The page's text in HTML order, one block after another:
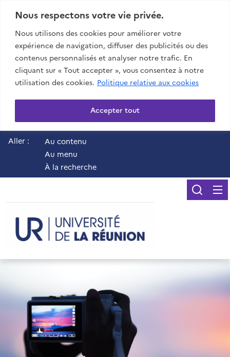
Nous respectons votre vie privée.
Nous utilisons des cookies pour améliorer votre
expérience de navigation, diffuser des publicités ou des
contenus personnalisés et analyser notre trafic. En
cliquant sur « Tout accepter », vous consentez à notre
utilisation des cookies. Politique relative aux cookies
Accepter tout
Aller :
Au contenu
Au menu
À la recherche